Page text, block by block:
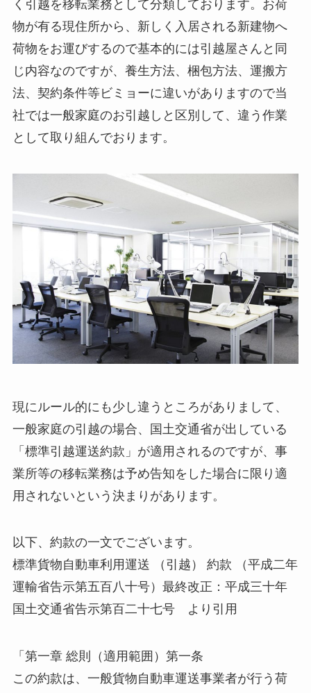
く引越を移転業務として分類しております。お荷
物が有る現住所から、新しく入居される新建物へ
荷物をお運びするので基本的には引越屋さんと同
じ内容なのですが、養生方法、梱包方法、運搬方
法、契約条件等ビミョーに違いがありますので当
社では一般家庭のお引越しと区別して、違う作業
として取り組んでおります。
現にルール的にも少し違うところがありまして、
一般家庭の引越の場合、国土交通省が出している
「標準引越運送約款」が適用されるのですが、事
業所等の移転業務は予め告知をした場合に限り適
用されないという決まりがあります。
以下、約款の一文でございます。
標準貨物自動車利用運送 （引越） 約款 （平成二年
運輸省告示第五百八十号）最終改正：平成三十年
国土交通省告示第百二十七号 より引用
「第一章 総則（適用範囲）第一条
この約款は、一般貨物自動車運送事業者が行う荷